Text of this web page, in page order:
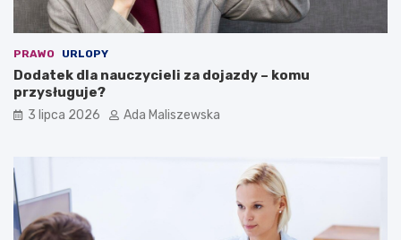
PRAWO URLOPY
Dodatek dla nauczycieli za dojazdy – komu
przysługuje?
3 lipca 2026 Ada Maliszewska